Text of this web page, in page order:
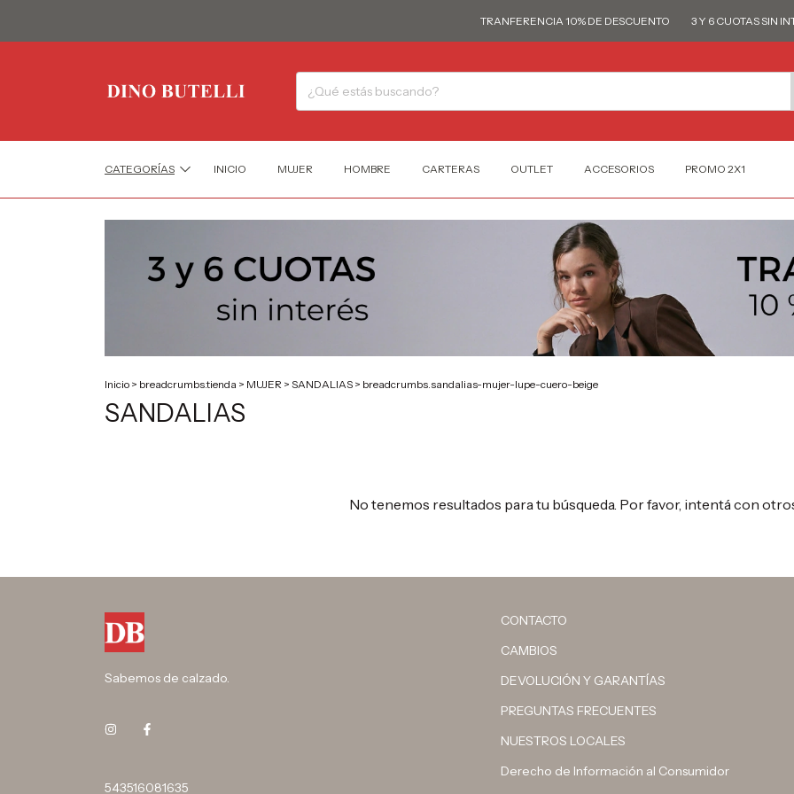
TRANFERENCIA 10% DE DESCUENTO 3 Y 6 CUOTAS SIN
CATEGORÍAS INICIO MUJER HOMBRE CARTERAS OUTLET ACCESORIOS PROMO 2X1
Inicio > breadcrumbs.tienda > MUJER > SANDALIAS > breadcrumbs.sandalias-mujer-lupe-cuero-beige
SANDALIAS
No tenemos resultados para tu búsqueda. Por favor, intentá con
Sabemos de calzado.
543516081635
CONTACTO
CAMBIOS
DEVOLUCIÓN Y GARANTÍAS
PREGUNTAS FRECUENTES
NUESTROS LOCALES
Derecho de Información al Consumidor